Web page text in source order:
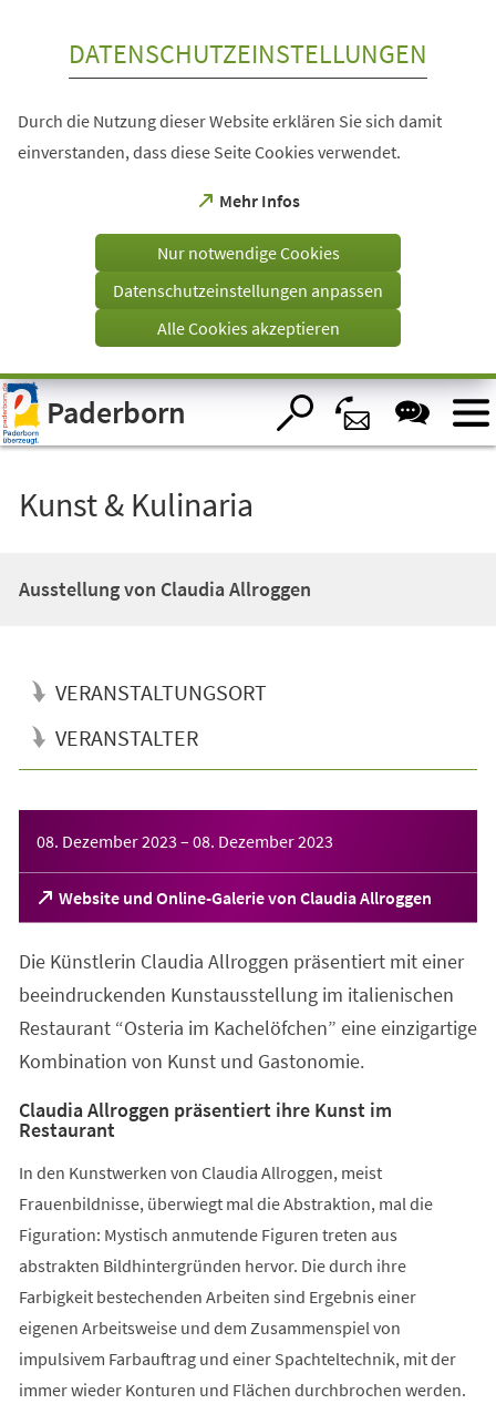
Visuelle
Assistenzsoftware
öffnen.
DATENSCHUTZEINSTELLUNGEN
Durch die Nutzung dieser Website erklären Sie sich damit
einverstanden, dass diese Seite Cookies verwendet.
Mehr Infos
(Öffnet
einem
Tab)
Nur notwendige Cookies
Datenschutzeinstellungen anpassen
Alle Cookies akzeptieren
Paderborn
Kunst & Kulinaria
Ausstellung von Claudia Allroggen
VERANSTALTUNGSORT
VERANSTALTER
08. Dezember 2023 – 08. Dezember 2023
Website und Online-Galerie von Claudia Allroggen
(Öffnet
in
neuen
Tab)
Die Künstlerin Claudia Allroggen präsentiert mit einer
beeindruckenden Kunstausstellung im italienischen
Restaurant “Osteria im Kachelöfchen” eine einzigartige
Kombination von Kunst und Gastonomie.
Claudia Allroggen präsentiert ihre Kunst im
Restaurant
In den Kunstwerken von Claudia Allroggen, meist
Frauenbildnisse, überwiegt mal die Abstraktion, mal die
Figuration: Mystisch anmutende Figuren treten aus
abstrakten Bildhintergründen hervor. Die durch ihre
Farbigkeit bestechenden Arbeiten sind Ergebnis einer
eigenen Arbeitsweise und dem Zusammenspiel von
impulsivem Farbauftrag und einer Spachteltechnik, mit der
immer wieder Konturen und Flächen durchbrochen werden.